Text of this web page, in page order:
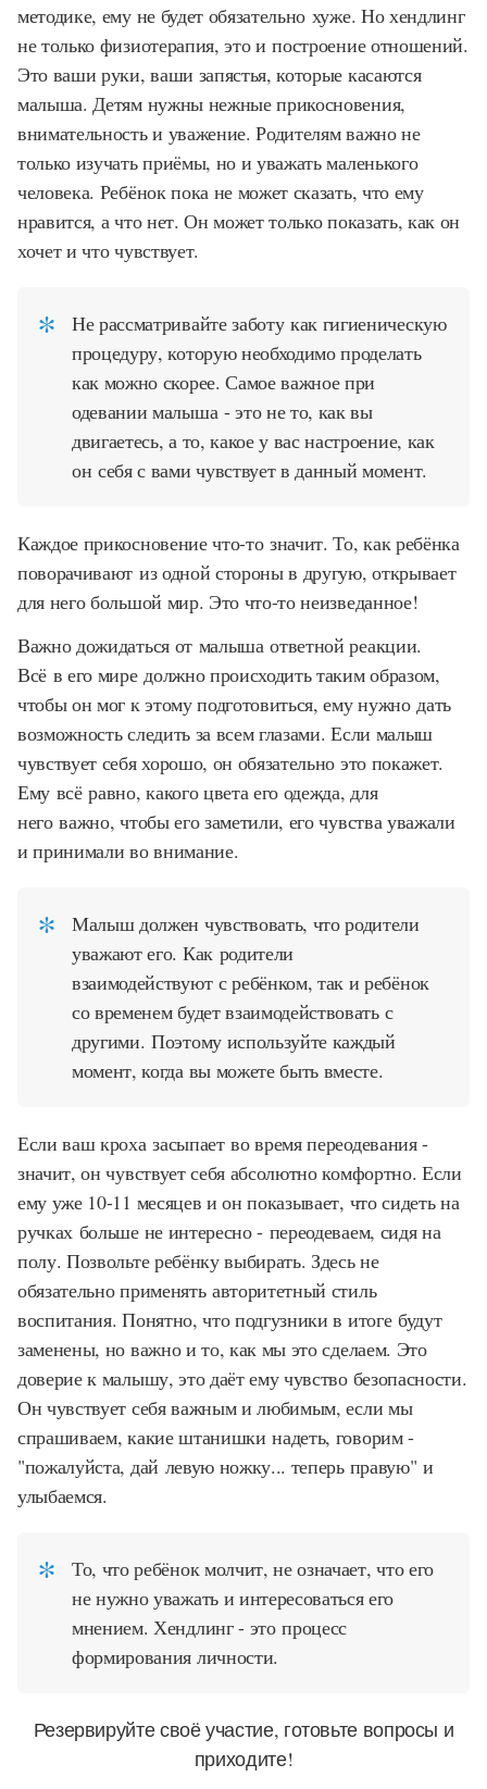
методике, ему не будет обязательно хуже. Но хендлинг
не только физиотерапия, это и построение отношений.
Это ваши руки, ваши запястья, которые касаются
малыша. Детям нужны нежные прикосновения,
внимательность и уважение. Родителям важно не
только изучать приёмы, но и уважать маленького
человека. Ребёнок пока не может сказать, что ему
нравится, а что нет. Он может только показать, как он
хочет и что чувствует.
Не рассматривайте заботу как гигиеническую
процедуру, которую необходимо проделать
как можно скорее. Самое важное при
одевании малыша - это не то, как вы
двигаетесь, а то, какое у вас настроение, как
он себя с вами чувствует в данный момент.
Каждое прикосновение что-то значит. То, как ребёнка
поворачивают из одной стороны в другую, открывает
для него большой мир. Это что-то неизведанное!
Важно дожидаться от малыша ответной реакции.
Всё в его мире должно происходить таким образом,
чтобы он мог к этому подготовиться, ему нужно дать
возможность следить за всем глазами. Если малыш
чувствует себя хорошо, он обязательно это покажет.
Ему всё равно, какого цвета его одежда, для
него важно, чтобы его заметили, его чувства уважали
и принимали во внимание.
Малыш должен чувствовать, что родители
уважают его. Как родители
взаимодействуют с ребёнком, так и ребёнок
со временем будет взаимодействовать с
другими. Поэтому используйте каждый
момент, когда вы можете быть вместе.
Если ваш кроха засыпает во время переодевания -
значит, он чувствует себя абсолютно комфортно. Если
ему уже 10-11 месяцев и он показывает, что сидеть на
ручках больше не интересно - переодеваем, сидя на
полу. Позвольте ребёнку выбирать. Здесь не
обязательно применять авторитетный стиль
воспитания. Понятно, что подгузники в итоге будут
заменены, но важно и то, как мы это сделаем. Это
доверие к малышу, это даёт ему чувство безопасности.
Он чувствует себя важным и любимым, если мы
спрашиваем, ​​какие штанишки надеть, говорим -
"пожалуйста, дай левую ножку... теперь правую" и
улыбаемся.
То, что ребёнок молчит, не означает, что его
не нужно уважать и интересоваться его
мнением. Хендлинг - это процесс
формирования личности.
Резервируйте своё участие, готовьте вопросы и
приходите!